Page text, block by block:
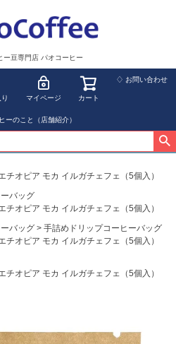
ー豆専門店 パオコーヒー
マイページ カート
♢ お問い合わせ
ーのこと（店舗紹介）
オピア モカ イルガチェフェ（5個入）
バッグ
オピア モカ イルガチェフェ（5個入）
バッグ
手詰めドリップコーヒーバッグ
オピア モカ イルガチェフェ（5個入）
オピア モカ イルガチェフェ（5個入）